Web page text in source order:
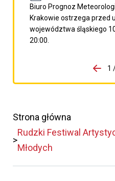
Biuro Prognoz
Krakowie ostrzega przed
województwa śląskiego
20:00.
porzpedniego komunikatu
1
Strona główna
Rudzki Festiwal
Młodych